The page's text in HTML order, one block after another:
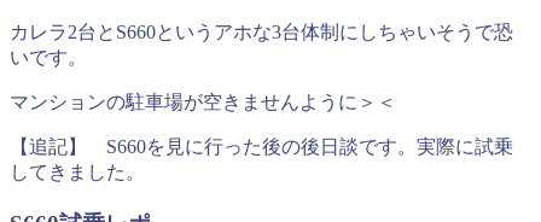
カレラ2台とS660というアホな3台体制にしちゃいそうで恐
いです。
マンションの駐車場が空きませんように＞＜
【追記】 S660を見に行った後の後日談です。実際に試乗
してきました。